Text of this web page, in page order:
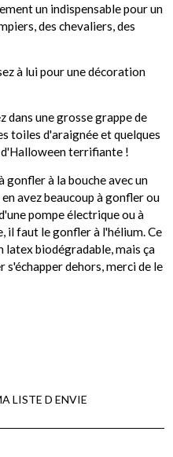
un indispensable pour un
des chevaliers, des
à lui pour une décoration
dans une grosse grappe de
toiles d'araignée et quelques
terrifiante !
gonfler à la bouche avec un
avez beaucoup à gonfler ou
pompe électrique ou à
il faut le gonfler à l'hélium. Ce
latex biodégradable, mais ça
s'échapper dehors, merci de le
LISTE D ENVIE